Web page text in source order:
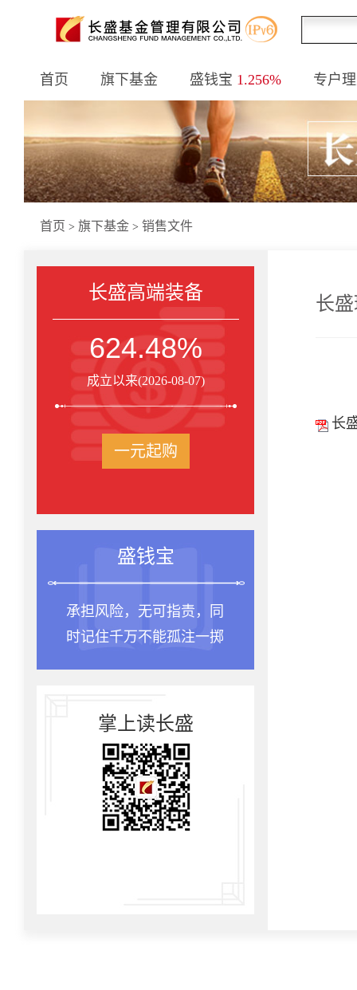
首页 旗下基金 盛钱宝 1.256% 专户
首页 > 旗下基金 > 销售文件
长盛高端装备
624.48%
成立以来(2026-08-07)
一元起购
盛钱宝
承担风险，无可指责，同
时记住千万不能孤注一掷
掌上读长盛
长
长